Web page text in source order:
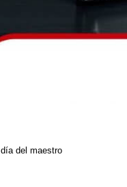
día del maestro